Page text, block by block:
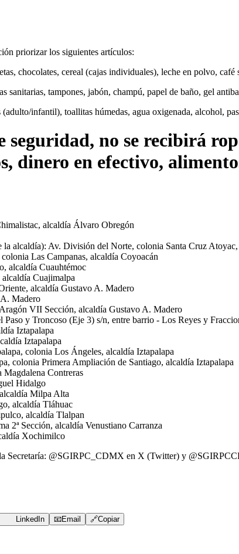
priorizar los siguientes artículos:
chocolates, cereal (cajas individuales), leche en polvo, café
tampones, jabón, champú, papel de baño, gel
infantil), toallitas húmedas, agua oxigenada, alcohol,
no se recibirá
dinero en efectivo,
alcaldía Álvaro Obregón
alcaldía): Av. División del Norte, colonia Santa Cruz
Las Campanas, alcaldía Coyoacán
alcaldía Cuauhtémoc
Cuajimalpa
alcaldía Gustavo A. Madero
Madero
VII Sección, alcaldía Gustavo A. Madero
y Troncoso (Eje 3) s/n, entre barrio - Los Reyes y
Iztapalapa
Iztapalapa
colonia Los Ángeles, alcaldía Iztapalapa
colonia Primera Ampliación de Santiago, alcaldía Iztapalapa
Contreras
Hidalgo
Milpa Alta
alcaldía Tláhuac
alcaldía Tlalpan
2ª Sección, alcaldía Venustiano Carranza
Xochimilco
Secretaría: @SGIRPC_CDMX en X (Twitter) y
LinkedIn 📧Email 🔗Copiar